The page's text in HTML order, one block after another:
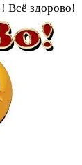
Всё здорово!